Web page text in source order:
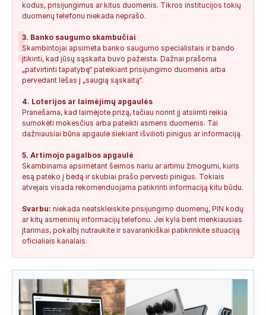
!
kodus, prisijungimus ar kitus duomenis. Tikros institucijos tokių
duomenų telefonu niekada neprašo.
3. Banko saugumo skambučiai
Skambintojai apsimeta banko saugumo specialistais ir bando
įtikinti, kad jūsų sąskaita buvo pažeista. Dažnai prašoma
„patvirtinti tapatybę“ pateikiant prisijungimo duomenis arba
pervedant lėšas į „saugią sąskaitą“.
4. Loterijos ar laimėjimų apgaulės
Pranešama, kad laimėjote prizą, tačiau norint jį atsiimti reikia
sumokėti mokesčius arba pateikti asmens duomenis. Tai
dažniausiai būna apgaulė siekiant išvilioti pinigus ar informaciją.
5. Artimojo pagalbos apgaulė
Skambinama apsimetant šeimos nariu ar artimu žmogumi, kuris
esą pateko į bėdą ir skubiai prašo pervesti pinigus. Tokiais
atvejais visada rekomenduojama patikrinti informaciją kitu būdu.
Svarbu: niekada neatskleiskite prisijungimo duomenų, PIN kodų
ar kitų asmeninių informacijų telefonu. Jei kyla bent menkiausias
įtarimas, pokalbį nutraukite ir savarankiškai patikrinkite situaciją
oficialiais kanalais.